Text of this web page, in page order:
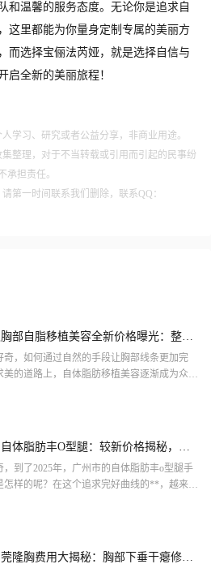
和温馨的服务态度。无论你是追求自
这里都能为你量身定制专属的美丽方
而选择宝俪法芮娅，就是选择自信与
启全新的美丽旅程！
学习、研究或者公益分享，非商业用途。
整理，对于不当转载或引用而引起的民事纷
承担责任。
第一时间联系我们删除，联系QQ：
部自脂移植美容全新价格曝光：整形
！
奇，如何通过自然的手段让胸部线条更加完
美的道路上，自体脂肪移植美容逐渐成为众多
体脂肪丰O型腿：较新价格揭秘，美
！
，到了2025年，广州市的自体脂肪丰o型腿手
怎样的呢？在这个追求完好曲线的**，越来越
隆胸费用大揭秘：胸部下垂干瘪修复